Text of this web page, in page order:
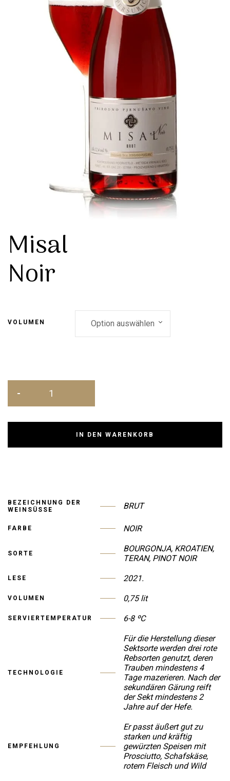
Misal
Noir
VOLUMEN
IN DEN WARENKORB
BEZEICHNUNG DER
WEINSÜSSE
BRUT
FARBE NOIR
SORTE
BOURGONJA, KROATIEN,
TERAN, PINOT NOIR
LESE 2021.
VOLUMEN 0,75 lit
SERVIERTEMPERATUR 6-8 ºC
TECHNOLOGIE
Für die Herstellung dieser
Sektsorte werden drei rote
Rebsorten genutzt, deren
Trauben mindestens 4
Tage mazerieren. Nach der
sekundären Gärung reift
der Sekt mindestens 2
Jahre auf der Hefe.
EMPFEHLUNG
Er passt äußert gut zu
starken und kräftig
gewürzten Speisen mit
Prosciutto, Schafskäse,
rotem Fleisch und Wild